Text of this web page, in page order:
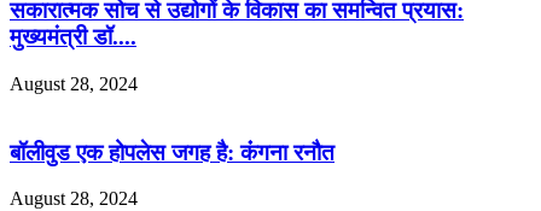
सकारात्मक सोच से उद्योगों के विकास का समन्वित प्रयास:
मुख्यमंत्री डॉ....
August 28, 2024
बॉलीवुड एक होपलेस जगह है: कंंगना रनौत
August 28, 2024